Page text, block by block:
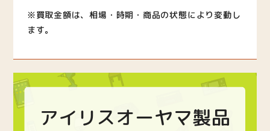
※買取金額は、相場・時期・商品の状態により変動し
ます。
アイリスオーヤマ製品